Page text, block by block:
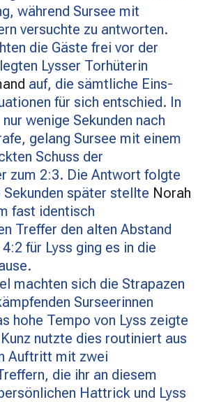
während Sursee mit
versuchte zu antworten.
die Gäste frei vor der
Lysser Torhüterin
auf, die sämtliche Eins-
für sich entschied. In
wenige Sekunden nach
gelang Sursee mit einem
Schuss der
zum 2:3. Die Antwort folgte
später stellte Norah
fast identisch
Treffer den alten Abstand
für Lyss ging es in die
machten sich die Strapazen
Surseerinnen
hohe Tempo von Lyss zeigte
nutzte dies routiniert aus
Auftritt mit zwei
die ihr an diesem
Hattrick und Lyss